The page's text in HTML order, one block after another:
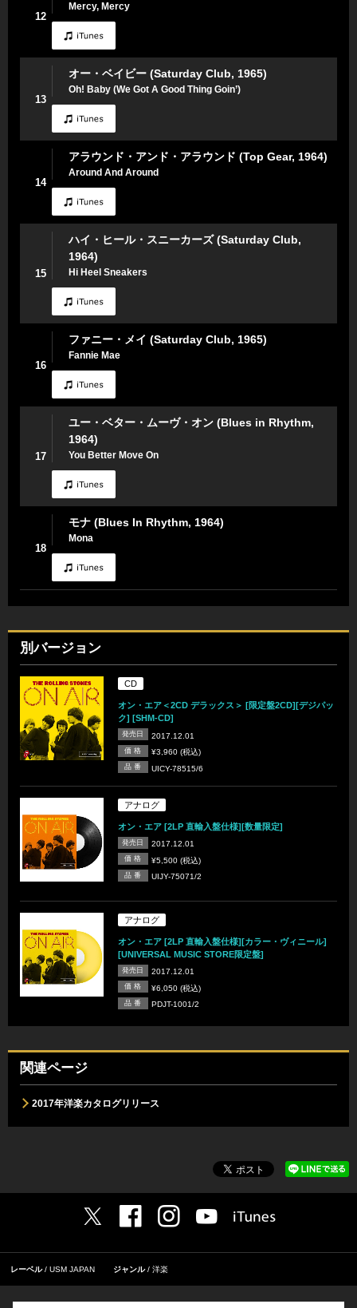
12
Mercy, Mercy
13
オー・ベイビー (Saturday Club, 1965)
Oh! Baby (We Got A Good Thing Goin’)
14
アラウンド・アンド・アラウンド (Top Gear, 1964)
Around And Around
15
ハイ・ヒール・スニーカーズ (Saturday Club,
1964)
Hi Heel Sneakers
16
ファニー・メイ (Saturday Club, 1965)
Fannie Mae
17
ユー・ベター・ムーヴ・オン (Blues in Rhythm,
1964)
You Better Move On
18
モナ (Blues In Rhythm, 1964)
Mona
別バージョン
CD
オン・エア＜2CD デラックス＞ [限定盤2CD][デジパッ
ク] [SHM-CD]
発売日 2017.12.01
価 格 ¥3,960 (税込)
品 番 UICY-78515/6
アナログ
オン・エア [2LP 直輸入盤仕様][数量限定]
発売日 2017.12.01
価 格 ¥5,500 (税込)
品 番 UIJY-75071/2
アナログ
オン・エア [2LP 直輸入盤仕様][カラー・ヴィニール]
[UNIVERSAL MUSIC STORE限定盤]
発売日 2017.12.01
価 格 ¥6,050 (税込)
品 番 PDJT-1001/2
関連ページ
2017年洋楽カタログリリース
レーベル USM JAPAN ジャンル 洋楽